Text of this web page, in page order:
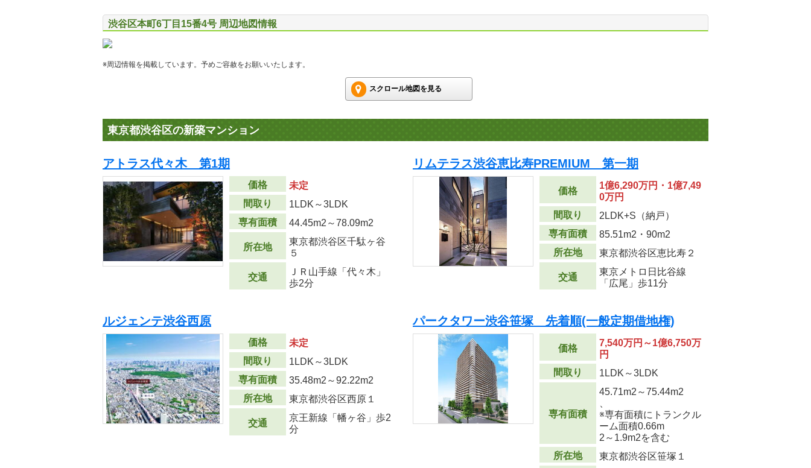
渋谷区本町6丁目15番4号 周辺地図情報
※周辺情報を掲載しています。予めご容赦をお願いいたします。
スクロール地図を見る
東京都渋谷区の新築マンション
アトラス代々木 第1期
価格
未定
間取り
1LDK～3LDK
専有面積
44.45m2 ～78.09m2
所在地
東京都渋谷区千駄ヶ谷
５
交通
ＪＲ山手線「代々木」
歩2分
リムテラス渋谷恵比寿PREMIUM 第一期
価格
1億6,290万円・1億7,49
0万円
間取り
2LDK+S（納戸）
専有面積
85.51m2 ・90m2
所在地
東京都渋谷区恵比寿２
交通
東京メトロ日比谷線
「広尾」歩11分
ルジェンテ渋谷西原
価格
未定
間取り
1LDK～3LDK
専有面積
35.48m2 ～92.22m2
所在地
東京都渋谷区西原１
交通
京王新線「幡ヶ谷」歩2
分
パークタワー渋谷笹塚 先着順(一般定期借地権)
価格
7,540万円～1億6,750万
円
間取り
1LDK～3LDK
専有面積
45.71m2 ～75.44m2
※専有面積にトランクル
ーム面積0.66m
2 ～1.9m2を含む
所在地
東京都渋谷区笹塚１